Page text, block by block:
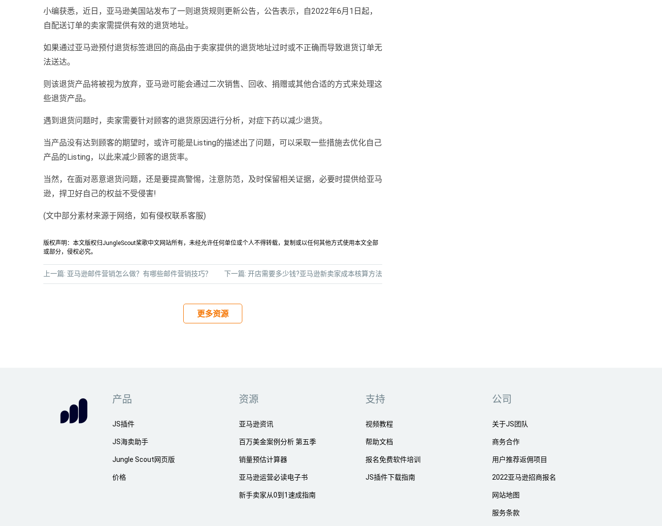
小编获悉，近日，亚马逊美国站发布了一则退货规则更新公告，公告表示，自2022年6月1日起，
自配送订单的卖家需提供有效的退货地址。
如果通过亚马逊预付退货标签退回的商品由于卖家提供的退货地址过时或不正确而导致退货订单无
法送达。
则该退货产品将被视为放弃，亚马逊可能会通过二次销售、回收、捐赠或其他合适的方式来处理这
些退货产品。
遇到退货问题时，卖家需要针对顾客的退货原因进行分析，对症下药以减少退货。
当产品没有达到顾客的期望时，或许可能是Listing的描述出了问题，可以采取一些措施去优化自己
产品的Listing，以此来减少顾客的退货率。
当然，在面对恶意退货问题，还是要提高警惕，注意防范，及时保留相关证据，必要时提供给亚马
逊，捍卫好自己的权益不受侵害!
(文中部分素材来源于网络，如有侵权联系客服)
版权声明：本文版权归JungleScout桨歌中文网站所有，未经允许任何单位或个人不得转载，复制或以任何其他方式使用本文全部
或部分，侵权必究。
上一篇: 亚马逊邮件营销怎么做？有哪些邮件营销技巧？ 下一篇: 开店需要多少钱?亚马逊新卖家成本核算方法
更多资源
产品
JS插件
JS海卖助手
Jungle Scout网页版
价格
资源
亚马逊资讯
百万美金案例分析 第五季
销量预估计算器
亚马逊运营必读电子书
新手卖家从0到1速成指南
支持
视频教程
帮助文档
报名免费软件培训
JS插件下载指南
公司
关于JS团队
商务合作
用户推荐返佣项目
2022亚马逊招商报名
网站地图
服务条款